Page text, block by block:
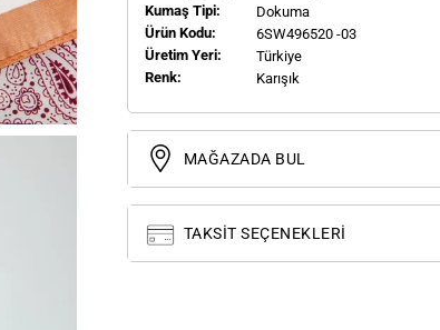
Kumaş Tipi:
Dokuma
Ürün Kodu:
6SW496520 -03
Üretim Yeri:
Türkiye
Renk:
Karışık
MAĞAZADA BUL
TAKSIT SEÇENEKLERI